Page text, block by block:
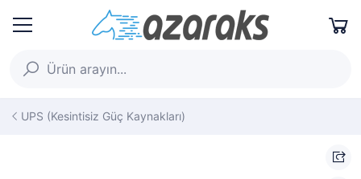
UPS (Kesintisiz Güç Kaynakları)